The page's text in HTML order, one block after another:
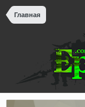
Главная